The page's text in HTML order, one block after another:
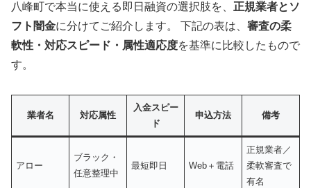
八峰町で本当に使える即日融資の選択肢を、 正規業者とソ
フト闇金に分けてご紹介します。 下記の表は、 審査の柔
軟性・対応スピード・属性適応度を基準に比較したもので
す。
業者名 対応属性
入金スピー
ド
申込方法 備考
アロー
ブラック・
任意整理中
最短即日 Web＋電話
正規業者／
柔軟審査で
有名